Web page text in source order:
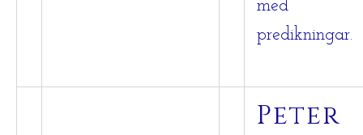
med
predikningar.
Peter